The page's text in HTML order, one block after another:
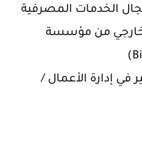
مجال الخدمات المصرفية
الخارجي من مؤسسة
في إدارة الأعمال /